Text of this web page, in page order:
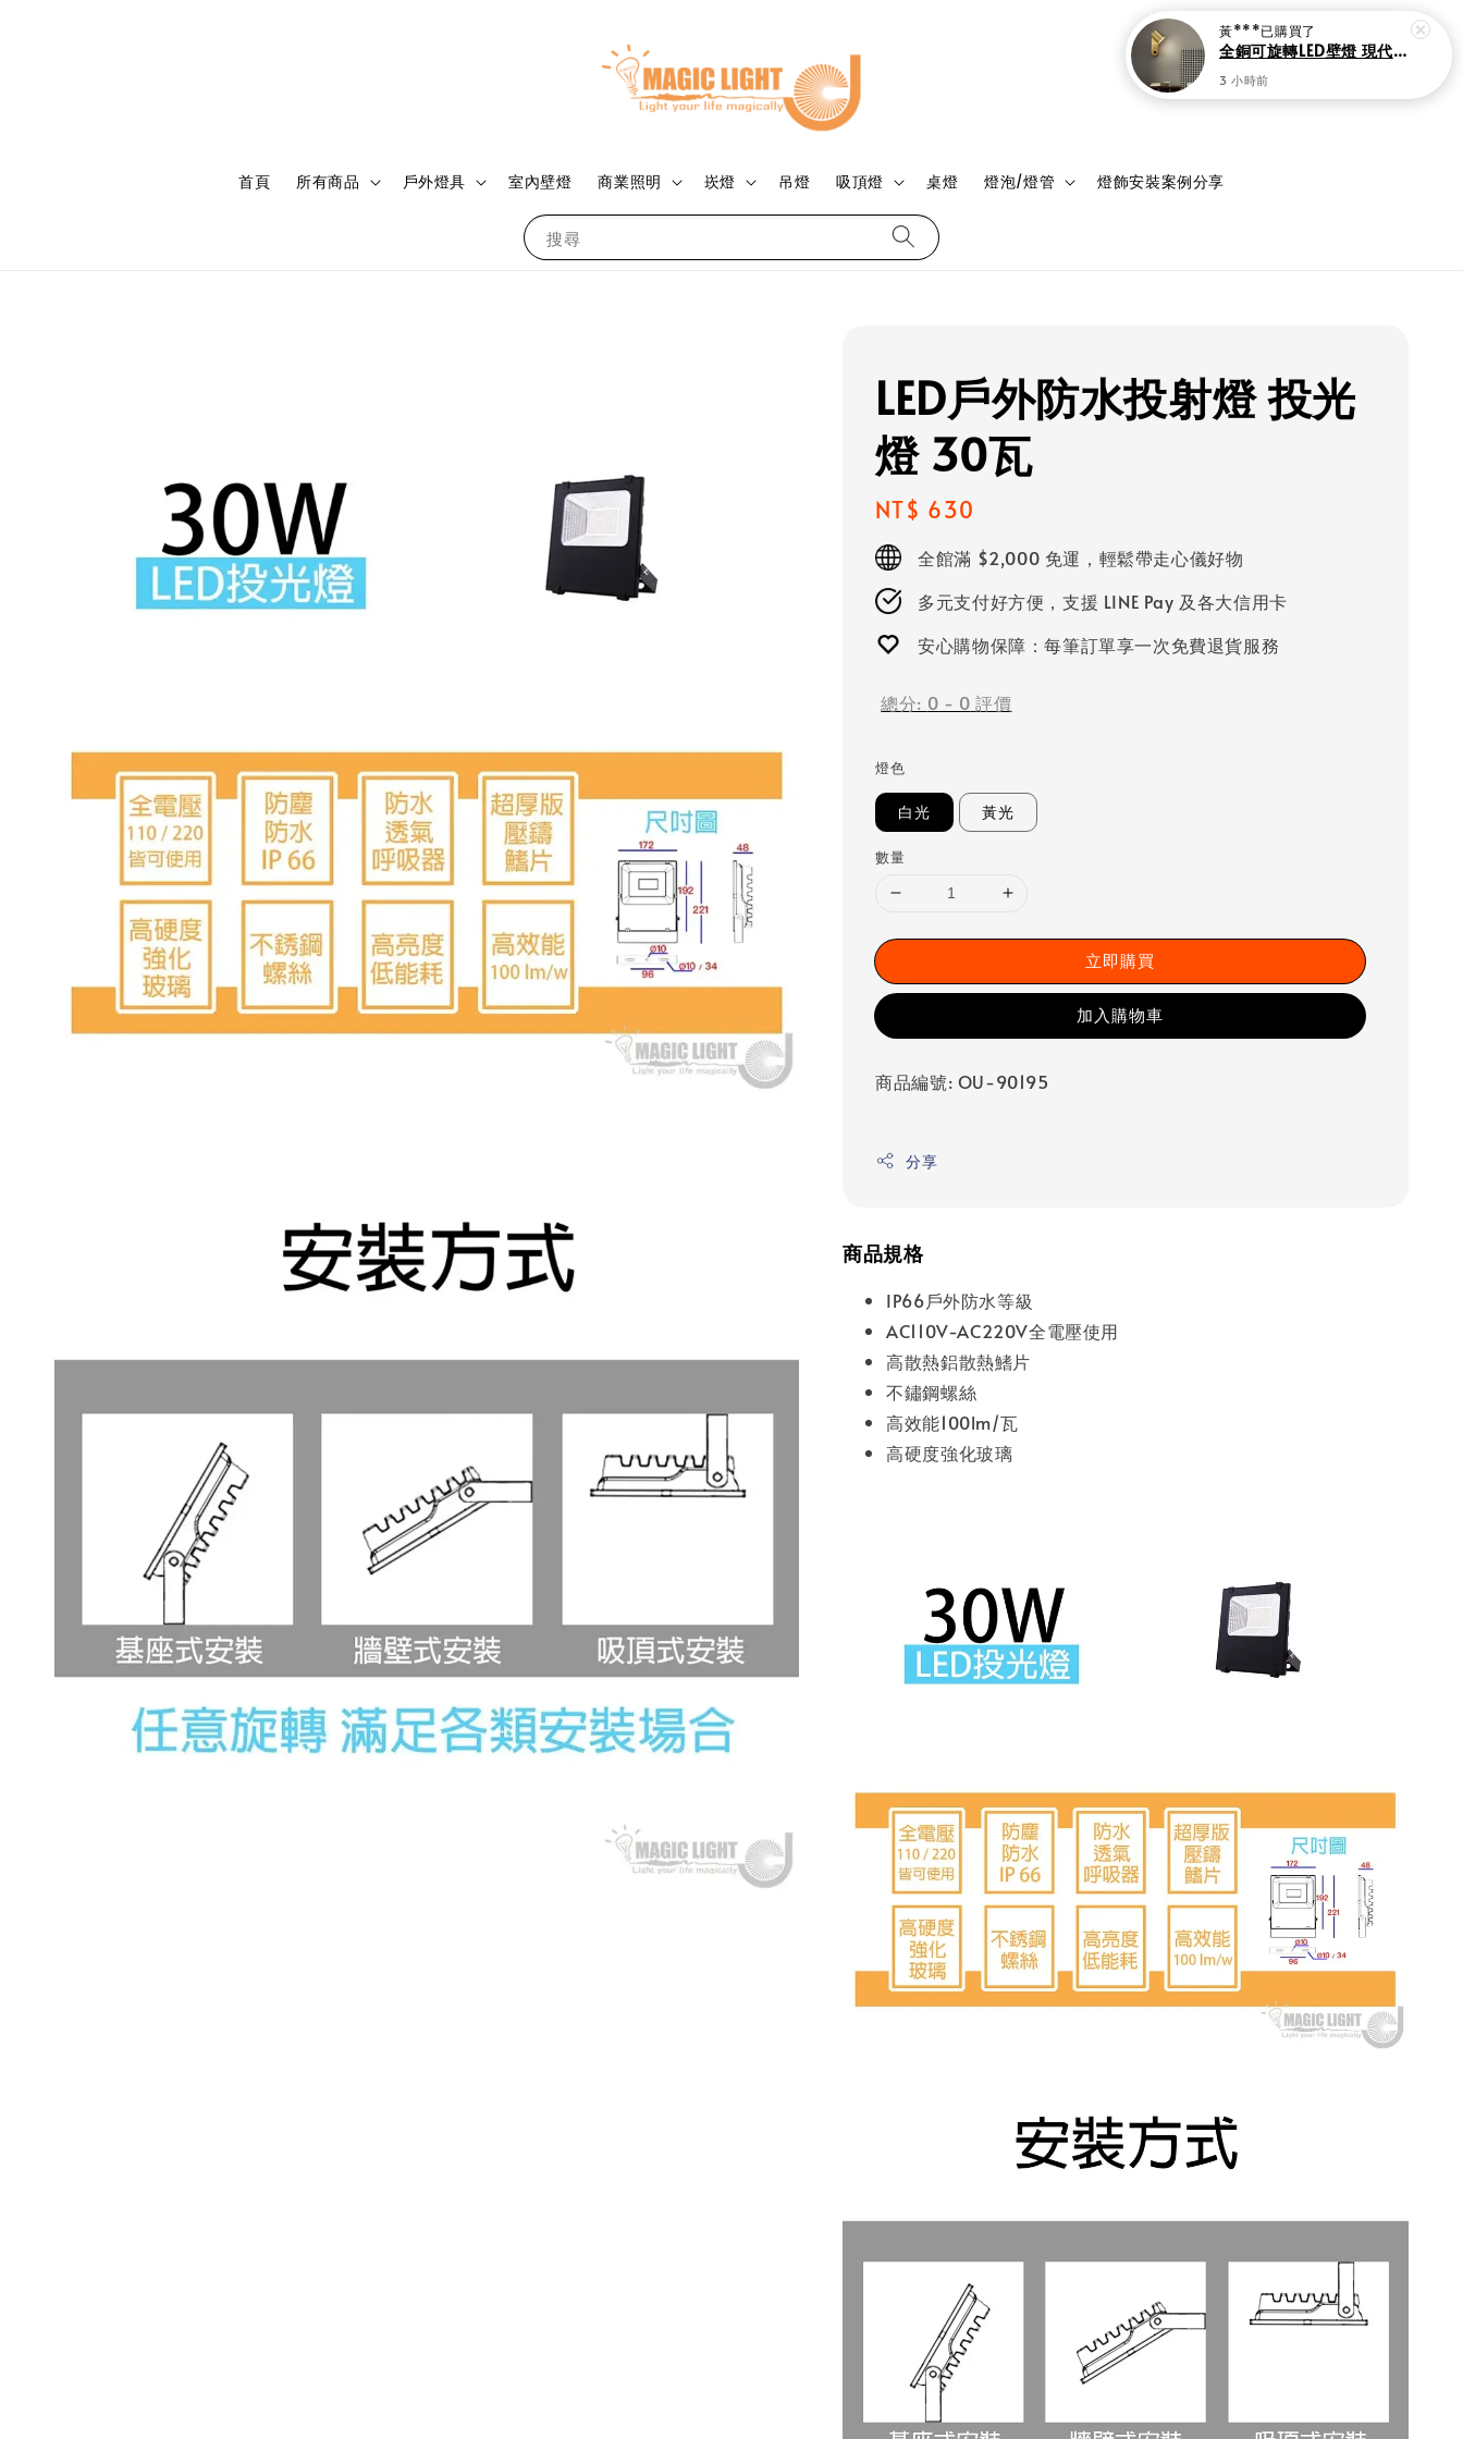
搜尋
首頁 所有商品 戶外燈具 室內壁燈 商業照明 崁燈 吊燈 吸頂燈 桌燈 燈泡/燈管 燈飾安裝案例分享
登入
LED戶外防水投射燈 投光
燈 30瓦
Regular
price
NT$ 630
全館滿 $2,000 免運，輕鬆帶走心儀好物
多元支付好方便，支援 LINE Pay 及各大信用卡
安心購物保障：每筆訂單享一次免費退貨服務
總分: 0 - 0 評價
燈色
白光 黃光
數量
立即購買
加入購物車
商品編號: OU-90195
分享
商品規格
IP66戶外防水等級
AC110V-AC220V全電壓使用
高散熱鋁散熱鰭片
不鏽鋼螺絲
高效能100lm/瓦
高硬度強化玻璃
3 小時前